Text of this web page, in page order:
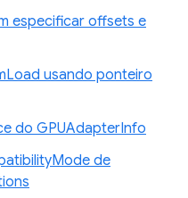
especificar offsets e
usando ponteiro
do GPUAdapterInfo
de